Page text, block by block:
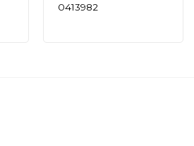
0413982